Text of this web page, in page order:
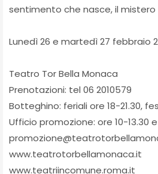
sentimento che nasce, il mistero
Lunedì 26 e martedì 27 febbraio
Teatro Tor Bella Monaca
Prenotazioni: tel 06 2010579
Botteghino: feriali ore 18-21.30,
Ufficio promozione: ore 10-13.30 e
www.teatriincomune.roma.it